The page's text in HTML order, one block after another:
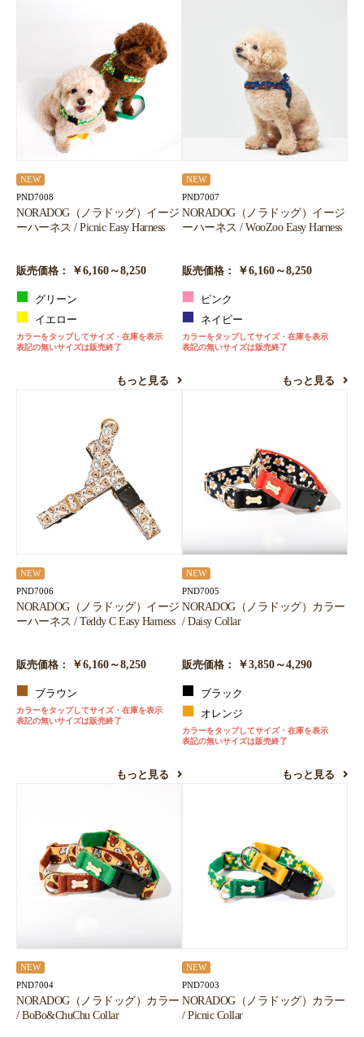
NEW
PND7008
NORADOG（ノラドッグ）イージ
ーハーネス / Picnic Easy Harness
販売価格： ￥6,160～8,250
グリーン
イエロー
カラーをタップしてサイズ・在庫を表示
表記の無いサイズは販売終了
もっと見る
NEW
PND7007
NORADOG（ノラドッグ）イージ
ーハーネス / WooZoo Easy Harness
販売価格： ￥6,160～8,250
ピンク
ネイビー
カラーをタップしてサイズ・在庫を表示
表記の無いサイズは販売終了
もっと見る
NEW
PND7006
NORADOG（ノラドッグ）イージ
ーハーネス / Teddy C Easy Harness
販売価格： ￥6,160～8,250
ブラウン
カラーをタップしてサイズ・在庫を表示
表記の無いサイズは販売終了
もっと見る
NEW
PND7005
NORADOG（ノラドッグ）カラー
/ Daisy Collar
販売価格： ￥3,850～4,290
ブラック
オレンジ
カラーをタップしてサイズ・在庫を表示
表記の無いサイズは販売終了
もっと見る
NEW
PND7004
NORADOG（ノラドッグ）カラー
/ BoBo&ChuChu Collar
NEW
PND7003
NORADOG（ノラドッグ）カラー
/ Picnic Collar